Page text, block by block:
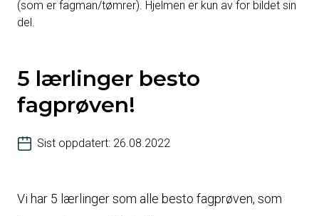
(som er fagman/tømrer). Hjelmen er kun av for bildet sin
del.
5 lærlinger besto
fagprøven!
Sist oppdatert: 26.08.2022
Vi har 5 lærlinger som alle besto fagprøven, som